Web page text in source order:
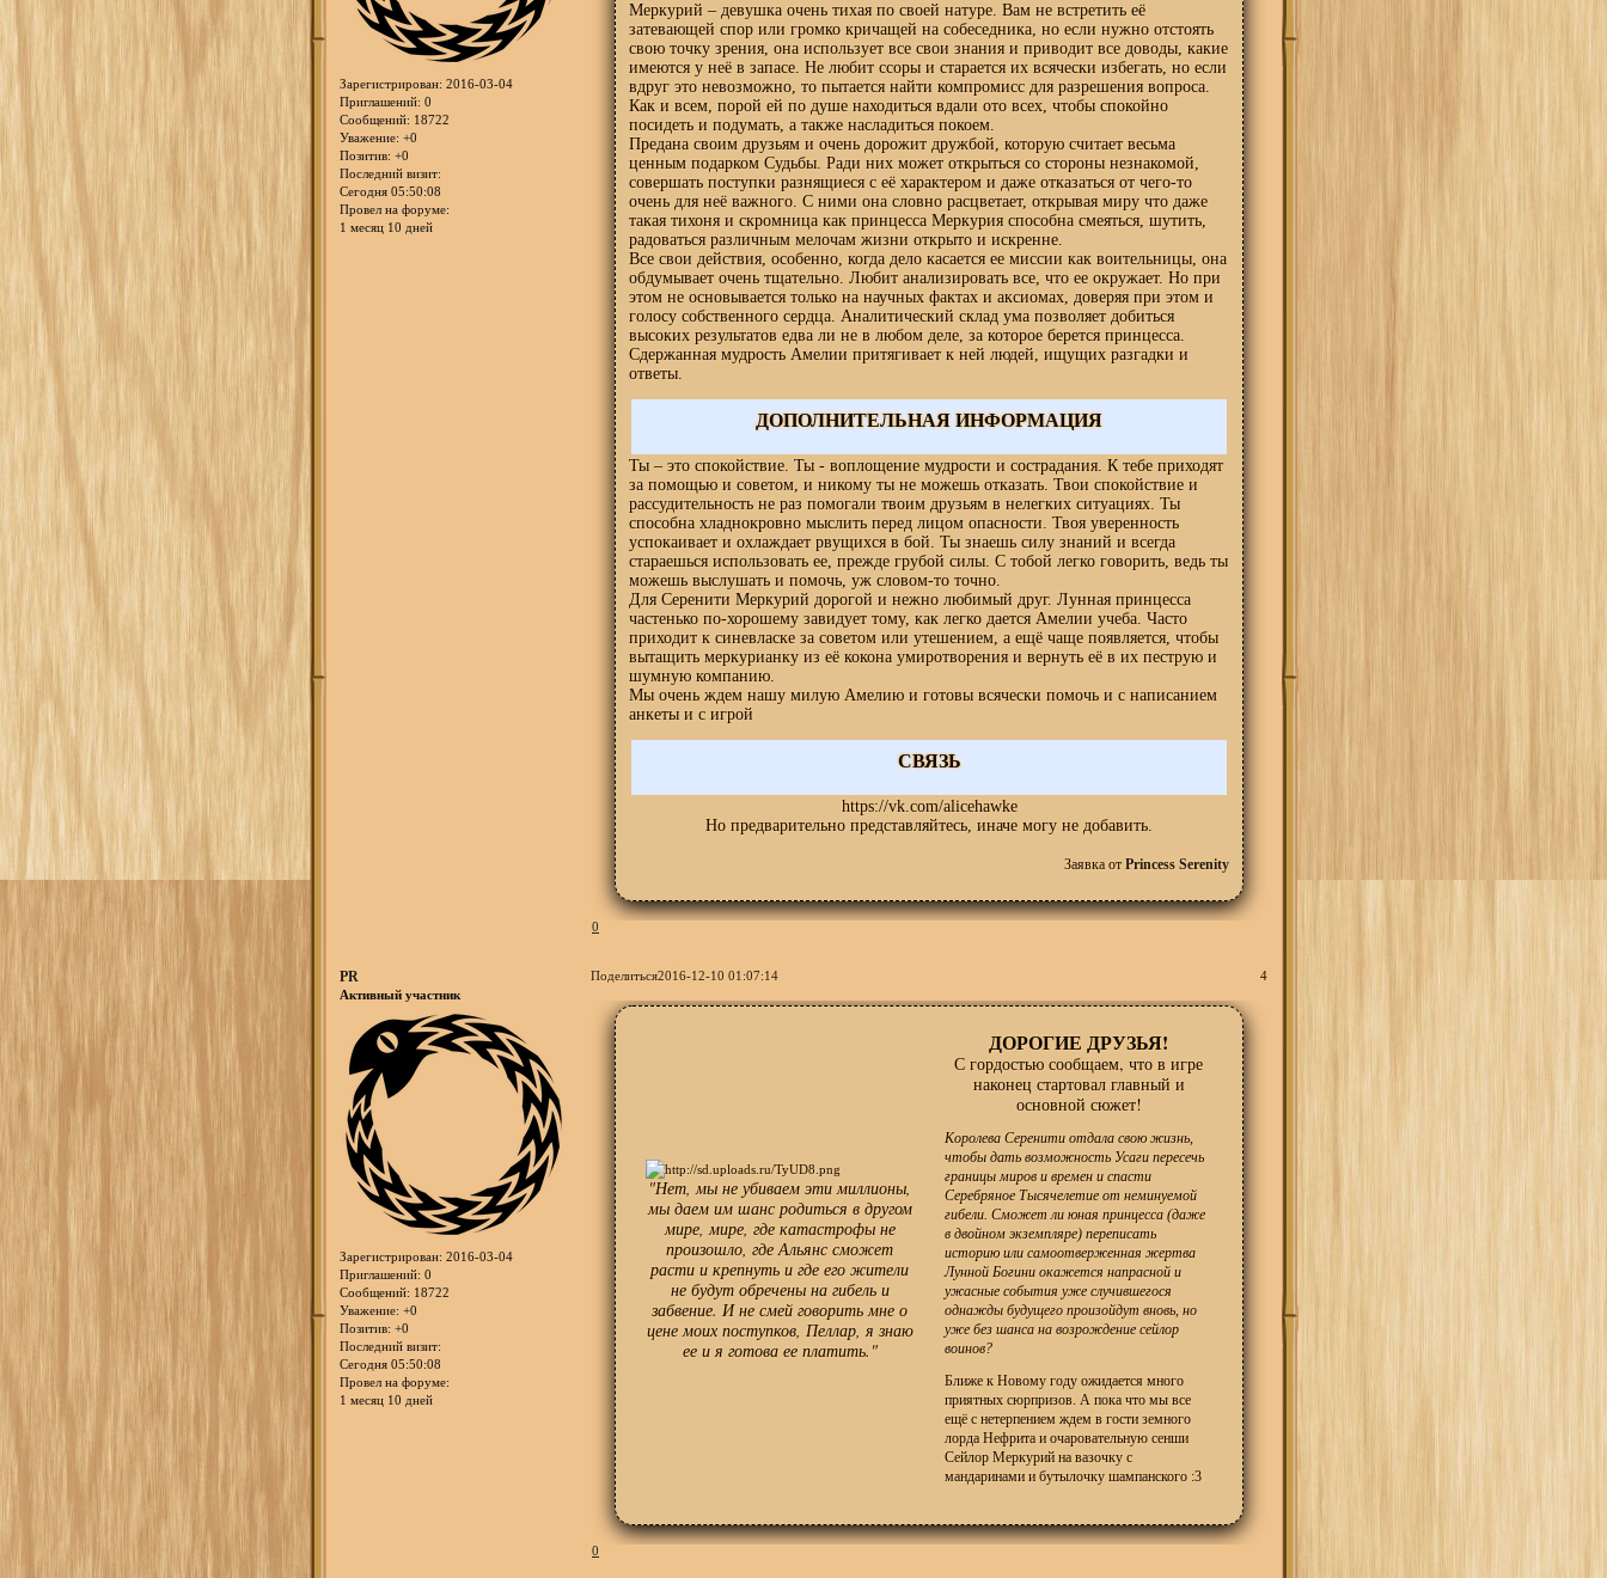
Зарегистрирован: 2016-03-04
Приглашений: 0
Сообщений: 18722
Уважение: +0
Позитив: +0
Последний визит:
Сегодня 05:50:08
Провел на форуме:
1 месяц 10 дней
Меркурий – девушка очень тихая по своей натуре. Вам не встретить её
затевающей спор или громко кричащей на собеседника, но если нужно отстоять
свою точку зрения, она использует все свои знания и приводит все доводы, какие
имеются у неё в запасе. Не любит ссоры и старается их всячески избегать, но если
вдруг это невозможно, то пытается найти компромисс для разрешения вопроса.
Как и всем, порой ей по душе находиться вдали ото всех, чтобы спокойно
посидеть и подумать, а также насладиться покоем.
Предана своим друзьям и очень дорожит дружбой, которую считает весьма
ценным подарком Судьбы. Ради них может открыться со стороны незнакомой,
совершать поступки разнящиеся с её характером и даже отказаться от чего-то
очень для неё важного. С ними она словно расцветает, открывая миру что даже
такая тихоня и скромница как принцесса Меркурия способна смеяться, шутить,
радоваться различным мелочам жизни открыто и искренне.
Все свои действия, особенно, когда дело касается ее миссии как воительницы, она
обдумывает очень тщательно. Любит анализировать все, что ее окружает. Но при
этом не основывается только на научных фактах и аксиомах, доверяя при этом и
голосу собственного сердца. Аналитический склад ума позволяет добиться
высоких результатов едва ли не в любом деле, за которое берется принцесса.
Сдержанная мудрость Амелии притягивает к ней людей, ищущих разгадки и
ответы.
ДОПОЛНИТЕЛЬНАЯ ИНФОРМАЦИЯ
Ты – это спокойствие. Ты - воплощение мудрости и сострадания. К тебе приходят
за помощью и советом, и никому ты не можешь отказать. Твои спокойствие и
рассудительность не раз помогали твоим друзьям в нелегких ситуациях. Ты
способна хладнокровно мыслить перед лицом опасности. Твоя уверенность
успокаивает и охлаждает рвущихся в бой. Ты знаешь силу знаний и всегда
стараешься использовать ее, прежде грубой силы. С тобой легко говорить, ведь ты
можешь выслушать и помочь, уж словом-то точно.
Для Серенити Меркурий дорогой и нежно любимый друг. Лунная принцесса
частенько по-хорошему завидует тому, как легко дается Амелии учеба. Часто
приходит к синевласке за советом или утешением, а ещё чаще появляется, чтобы
вытащить меркурианку из её кокона умиротворения и вернуть её в их пеструю и
шумную компанию.
Мы очень ждем нашу милую Амелию и готовы всячески помочь и с написанием
анкеты и с игрой
СВЯЗЬ
https://vk.com/alicehawke
Но предварительно представляйтесь, иначе могу не добавить.
Заявка отPrincess Serenity
0
Поделиться 4
2016-12-10 01:07:14
PR
Активный участник
Зарегистрирован: 2016-03-04
Приглашений: 0
Сообщений: 18722
Уважение: +0
Позитив: +0
Последний визит:
Сегодня 05:50:08
Провел на форуме:
1 месяц 10 дней
"Нет, мы не убиваем эти миллионы,
мы даем им шанс родиться в другом
мире, мире, где катастрофы не
произошло, где Альянс сможет
расти и крепнуть и где его жители
не будут обречены на гибель и
забвение. И не смей говорить мне о
цене моих поступков, Пеллар, я знаю
ее и я готова ее платить."
ДОРОГИЕ ДРУЗЬЯ!
С гордостью сообщаем, что в игре
наконец стартовал главный и
основной сюжет!
Королева Серенити отдала свою жизнь,
чтобы дать возможность Усаги пересечь
границы миров и времен и спасти
Серебряное Тысячелетие от неминуемой
гибели. Сможет ли юная принцесса (даже
в двойном экземпляре) переписать
историю или самоотверженная жертва
Лунной Богини окажется напрасной и
ужасные события уже случившегося
однажды будущего произойдут вновь, но
уже без шанса на возрождение сейлор
воинов?
Ближе к Новому году ожидается много
приятных сюрпризов. А пока что мы все
ещё с нетерпением ждем в гости земного
лорда Нефрита и очаровательную сенши
Сейлор Меркурий на вазочку с
мандаринами и бутылочку шампанского :3
0